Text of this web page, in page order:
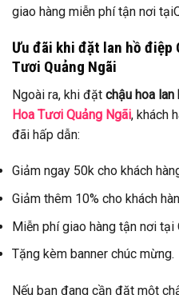
giao hàng miễn phí tận nơi
Ưu đãi khi đặt lan hồ điệp
Tươi Quảng Ngãi
Ngoài ra, khi đặt chậu hoa
Hoa Tươi Quảng Ngãi, khách
đãi hấp dẫn:
Giảm ngay 50k cho khách
Giảm thêm 10% cho khách
Miễn phí giao hàng tận nơi tại
Tặng kèm banner chúc mừng.
Nếu bạn đang cần đặt một